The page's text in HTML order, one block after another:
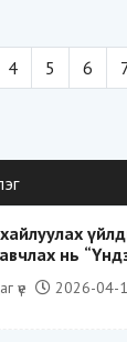
4 5 6
нь
д
үе 2026-04-